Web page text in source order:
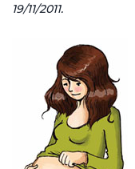
19/11/2011.